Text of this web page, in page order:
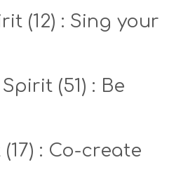
(12) : Sing your
(51) : Be
: Co-create